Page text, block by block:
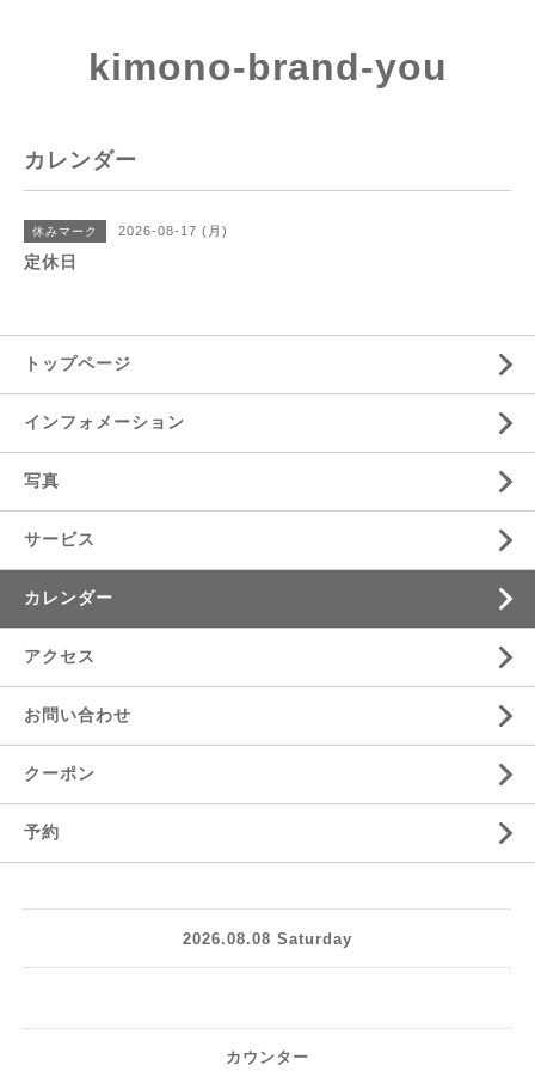
kimono-brand-you
カレンダー
休みマーク 2026-08-17 (月)
定休日
トップページ
インフォメーション
写真
サービス
カレンダー
アクセス
お問い合わせ
クーポン
予約
2026.08.08 Saturday
カウンター